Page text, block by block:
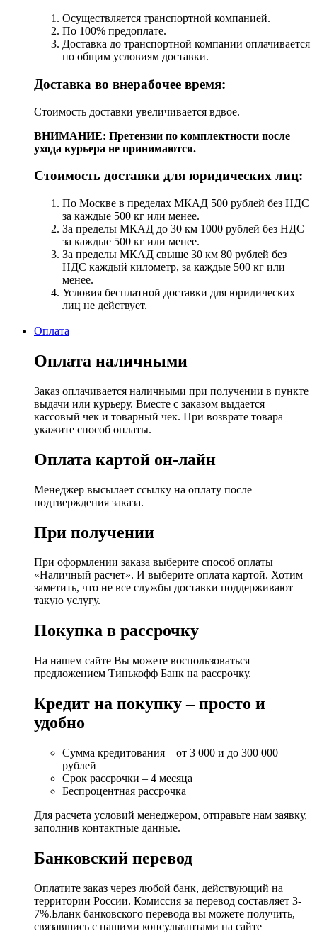
Осуществляется транспортной компанией.
По 100% предоплате.
Доставка до транспортной компании оплачивается
по общим условиям доставки.
Доставка во внерабочее время:
Стоимость доставки увеличивается вдвое.
ВНИМАНИЕ: Претензии по комплектности после
ухода курьера не принимаются.
Стоимость доставки для юридических лиц:
По Москве в пределах МКАД 500 рублей без НДС
за каждые 500 кг или менее.
За пределы МКАД до 30 км 1000 рублей без НДС
за каждые 500 кг или менее.
За пределы МКАД свыше 30 км 80 рублей без
НДС каждый километр, за каждые 500 кг или
менее.
Условия бесплатной доставки для юридических
лиц не действует.
Оплата
Оплата наличными
Заказ оплачивается наличными при получении в пункте
выдачи или курьеру. Вместе с заказом выдается
кассовый чек и товарный чек. При возврате товара
укажите способ оплаты.
Оплата картой он-лайн
Менеджер высылает ссылку на оплату после
подтверждения заказа.
При получении
При оформлении заказа выберите способ оплаты
«Наличный расчет». И выберите оплата картой. Хотим
заметить, что не все службы доставки поддерживают
такую услугу.
Покупка в рассрочку
На нашем сайте Вы можете воспользоваться
предложением Тинькофф Банк на рассрочку.
Кредит на покупку – просто и
удобно
Сумма кредитования – от 3 000 и до 300 000
рублей
Срок рассрочки – 4 месяца
Беспроцентная рассрочка
Для расчета условий менеджером, отправьте нам заявку,
заполнив контактные данные.
Банковский перевод
Оплатите заказ через любой банк, действующий на
территории России. Комиссия за перевод составляет 3-
7%.Бланк банковского перевода вы можете получить,
связавшись с нашими консультантами на сайте